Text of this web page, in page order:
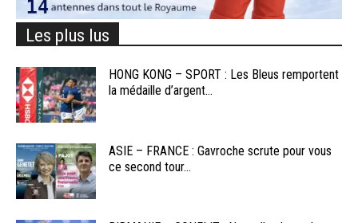
Les plus lus
HONG KONG – SPORT : Les Bleus remportent
la médaille d’argent...
ASIE – FRANCE : Gavroche scrute pour vous
ce second tour...